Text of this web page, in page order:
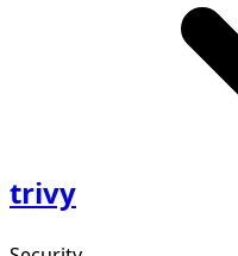
trivy